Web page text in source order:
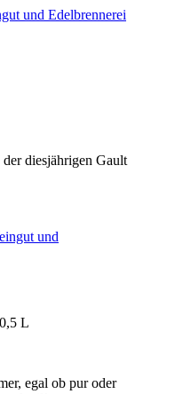
diesjährigen Gault
L
egal ob pur oder